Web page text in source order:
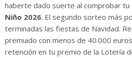
haberte dado suerte al comprobar tu
Niño 2026. El segundo sorteo más
terminadas las fiestas de Navidad.
premiado con menos de 40.000
retención en tu premio de la Lotería